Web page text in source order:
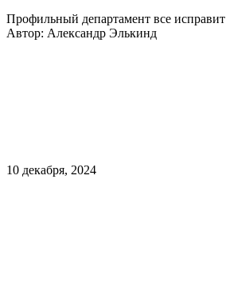
Профильный департамент все исправит
Автор: Александр Элькинд
10 декабря, 2024